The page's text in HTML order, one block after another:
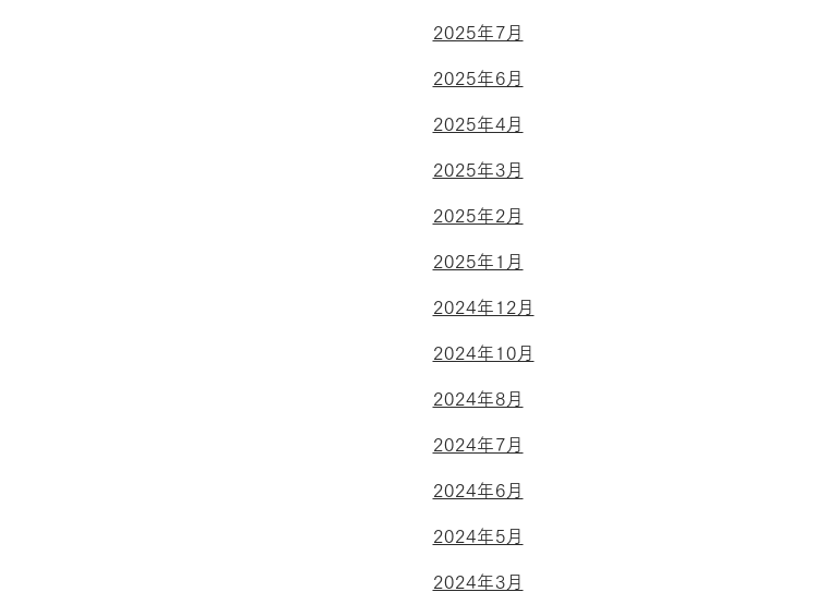
2025年7月
2025年6月
2025年4月
2025年3月
2025年2月
2025年1月
2024年12月
2024年10月
2024年8月
2024年7月
2024年6月
2024年5月
2024年3月